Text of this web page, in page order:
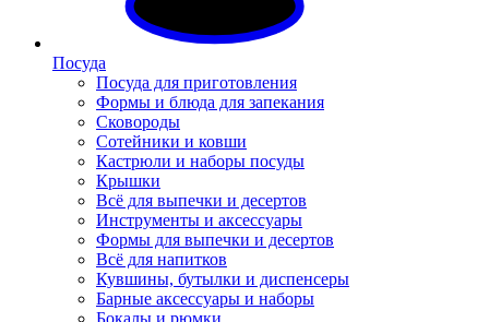
Посуда
Посуда для приготовления
Формы и блюда для запекания
Сковороды
Сотейники и ковши
Кастрюли и наборы посуды
Крышки
Всё для выпечки и десертов
Инструменты и аксессуары
Формы для выпечки и десертов
Всё для напитков
Кувшины, бутылки и диспенсеры
Барные аксессуары и наборы
Бокалы и рюмки